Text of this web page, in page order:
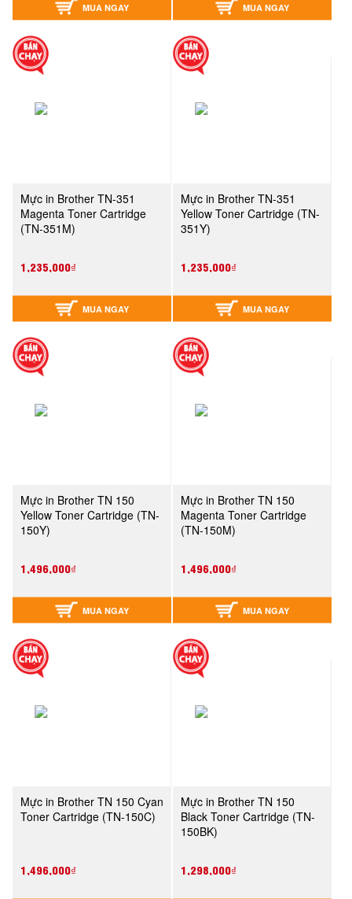
MUA NGAY MUA NGAY
Mực in Brother TN-351
Magenta Toner Cartridge
(TN-351M)
1,235,000₫
MUA NGAY
Mực in Brother TN-351
Yellow Toner Cartridge (TN-
351Y)
1,235,000₫
MUA NGAY
Mực in Brother TN 150
Yellow Toner Cartridge (TN-
150Y)
1,496,000₫
MUA NGAY
Mực in Brother TN 150
Magenta Toner Cartridge
(TN-150M)
1,496,000₫
MUA NGAY
Mực in Brother TN 150 Cyan
Toner Cartridge (TN-150C)
1,496,000₫
Mực in Brother TN 150
Black Toner Cartridge (TN-
150BK)
1,298,000₫